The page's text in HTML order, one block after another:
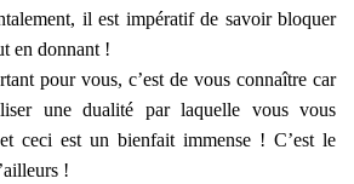
il est impératif de savoir bloquer
en donnant !
pour vous, c’est de vous connaître car
une dualité par laquelle vous vous
ceci est un bienfait immense ! C’est le
!